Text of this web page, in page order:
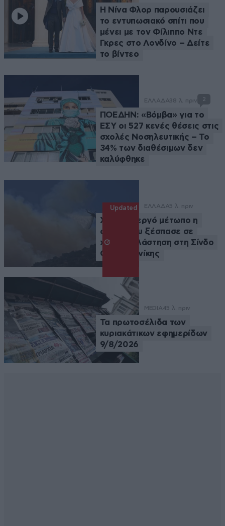
Η Νίνα Φλορ παρουσιάζει
το εντυπωσιακό σπίτι που
μένει με τον Φίλιππο Ντε
Γκρες στο Λονδίνο – Δείτε
το βίντεο
ΕΛΛΑΔΑ38 λ. πριν 2
ΠΟΕΔΗΝ: «Βόμβα» για το
ΕΣΥ οι 527 κενές θέσεις στις
σχολές Νοσηλευτικής – Το
34% των διαθέσιμων δεν
καλύφθηκε
Updated ΕΛΛΑΔΑ5 λ. πριν
Χωρίς ενεργό μέτωπο η
φωτιά που ξέσπασε σε
χαμηλή βλάστηση στη Σίνδο
Θεσσαλονίκης
MEDIA45 λ. πριν
Τα πρωτοσέλιδα των
κυριακάτικων εφημερίδων
9/8/2026